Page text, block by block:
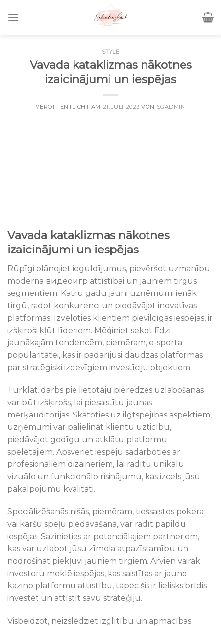
STYLE
Vavada kataklizmas nākotnes
izaicinājumi un iespējas
VERÖFFENTLICHT AM 21. JULI 2023 VON SGADMIN
Vavada kataklizmas nākotnes
izaicinājumi un iespējas
Rūpīgi plānojiet ieguldījumus, pievēršot uzmanību
moderna видеоигр attīstībai un jauniem tirgus
segmentiem. Katru gadu jauni uzņēmumi ienāk
tirgū, radot konkurenci un piedāvājot inovatīvas
platformas. Izvēloties klientiem pievilcīgas iespējas, ir
izšķiroši kļūt līderiem. Mēģiniet sekot līdzi
jaunākajām tendencēm, piemēram, e-sporta
popularitātei, kas ir padarījusi daudzas platformas
par stratēģiski izdevīgiem investīciju objektiem.
Turklāt, darbs pie lietotāju pieredzes uzlabošanas
var būt izšķirošs, lai piesaistītu jaunas
mērķauditorijas. Skatoties uz ilgtspējības aspektiem,
uzņēmumi var palielināt klientu uzticību,
piedāvājot godīgu un atklātu platformu
spēlētājiem. Apsveriet iespēju sadarboties ar
profesionāliem dizaineriem, lai radītu unikālu
vizuālo un funkcionālo risinājumu, kas izcels jūsu
pakalpojumu kvalitāti.
Speciālizēšanās nišās, piemēram, tiešsaistes pokera
vai kāršu spēļu piedāvāšanā, var radīt papildu
iespējas. Sazinieties ar potenciālajiem partneriem,
kas var uzlabot jūsu zīmola atpazīstamību un
nodrošināt piekļuvi jauniem tirgiem. Arvien vairāk
investoru meklē iespējas, kas saistītas ar jauno
kazino platformu attīstību, tāpēc šis ir lielisks brīdis
investēt un attīstīt savu stratēģiju.
Visbeidzot, neizslēdziet izglītību un apmācības